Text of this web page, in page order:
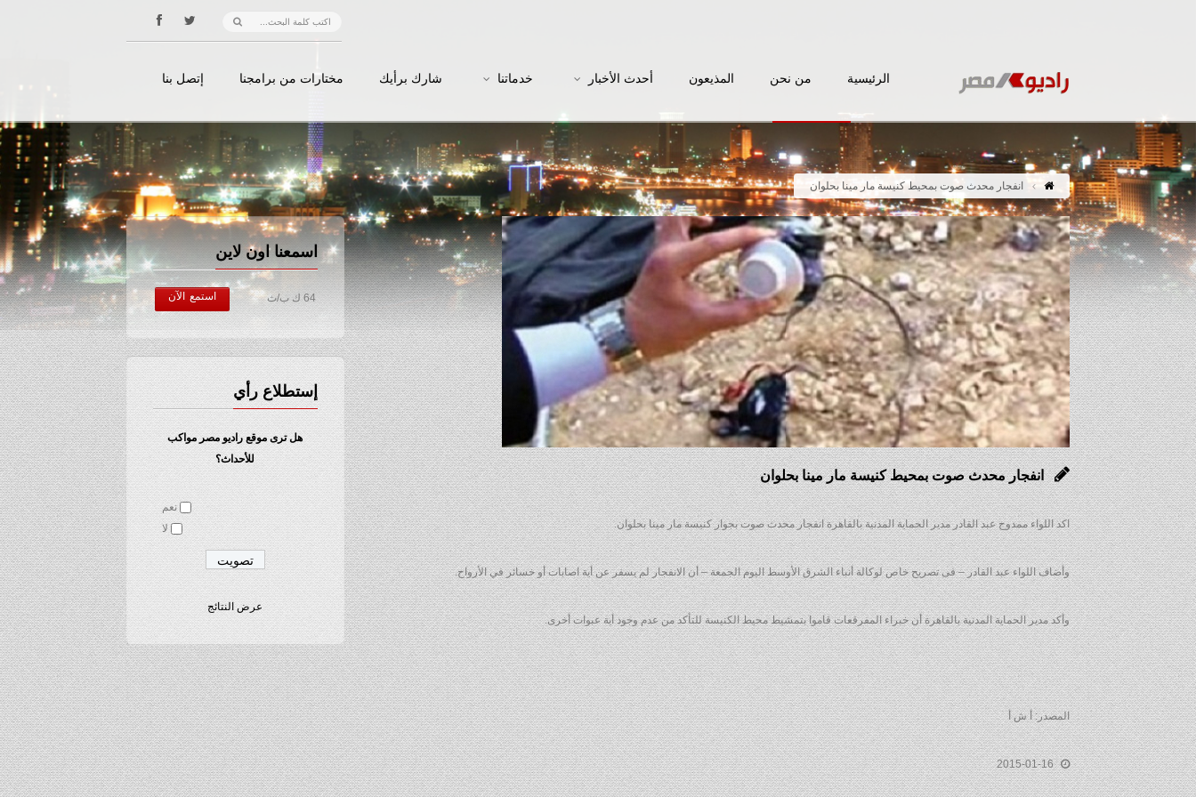
الرئيسية من نحن المذيعون أحدث الأخبار خدماتنا شارك برأيك مختارات من برامجنا إتصل بنا
انفجار محدث صوت بمحيط كنيسة مار مينا بحلوان
اسمعنا اون لاين
64 ك ب/ث استمع الآن
إستطلاع رأي
هل ترى موقع راديو مصر مواكب
للأحداث؟
نعم
لا
عرض النتائج
انفجار محدث صوت بمحيط كنيسة مار مينا بحلوان
اكد اللواء ممدوح عبد القادر مدير الحماية المدنية بالقاهرة انفجار محدث صوت بجوار كنيسة مار مينا بحلوان.
وأضاف اللواء عبد القادر – فى تصريح خاص لوكالة أنباء الشرق الأوسط اليوم الجمعة – أن الانفجار لم يسفر عن أية اصابات أو خسائر في الأرواح.
وأكد مدير الحماية المدنية بالقاهرة أن خبراء المفرقعات قاموا بتمشيط محيط الكنيسة للتأكد من عدم وجود أية عبوات أخرى.
المصدر: أ ش أ
2015-01-16